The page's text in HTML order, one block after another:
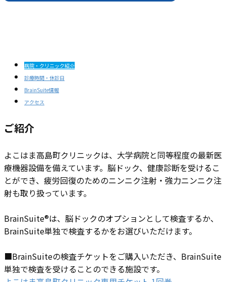
病院・クリニック紹介
診療時間・休診日
BrainSuite情報
アクセス
ご紹介
よこはま高島町クリニックは、大学病院と同等程度の最新医
療機器設備を備えています。脳ドック、健康診断を受けるこ
とができ、疲労回復のためのニンニク注射・強力ニンニク注
射も取り扱っています。
BrainSuite®は、​脳ドックのオプションとして検査するか、
BrainSuite単独で検査するかをお選びいただけます。
■BrainSuiteの検査チケットをご購入いただき、BrainSuite
単独で検査を受けることのできる施設です。